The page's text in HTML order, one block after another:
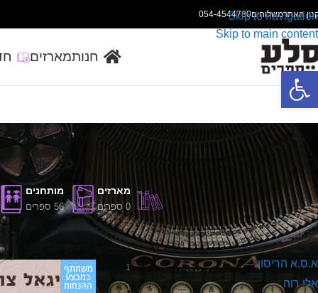
פתח סרגל נגישות
Skip to navigation
Skip to main content
האתרמשלוחים054-4544780
חנותמארזים
מארזים
0 ספרים
מותחנים
56 ספרים
מחברים
א.ס.א הריסון 1
אלי רוה 1
עמוד הבית
משתתף
במבצע
ההנחות